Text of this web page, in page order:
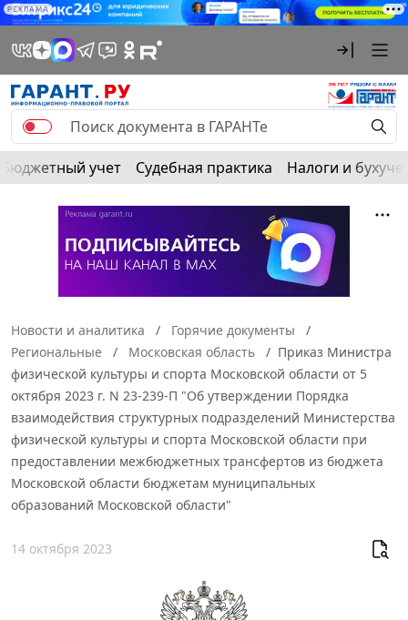
РЕКЛАМА
Бюджетный учет Судебная практика Налоги и
Новости и аналитика
Горячие документы
Региональные
Московская область
Приказ Министра
физической культуры и спорта Московской области от 5
октября 2023 г. N 23-239-П "Об утверждении Порядка
взаимодействия структурных подразделений Министерства
физической культуры и спорта Московской области при
предоставлении межбюджетных трансфертов из бюджета
Московской области бюджетам муниципальных
образований Московской области"
14 октября 2023